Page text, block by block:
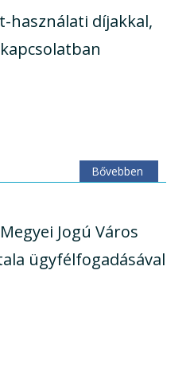
használati díjakkal,
Bővebben
Jogú Város
ügyfélfogadásával